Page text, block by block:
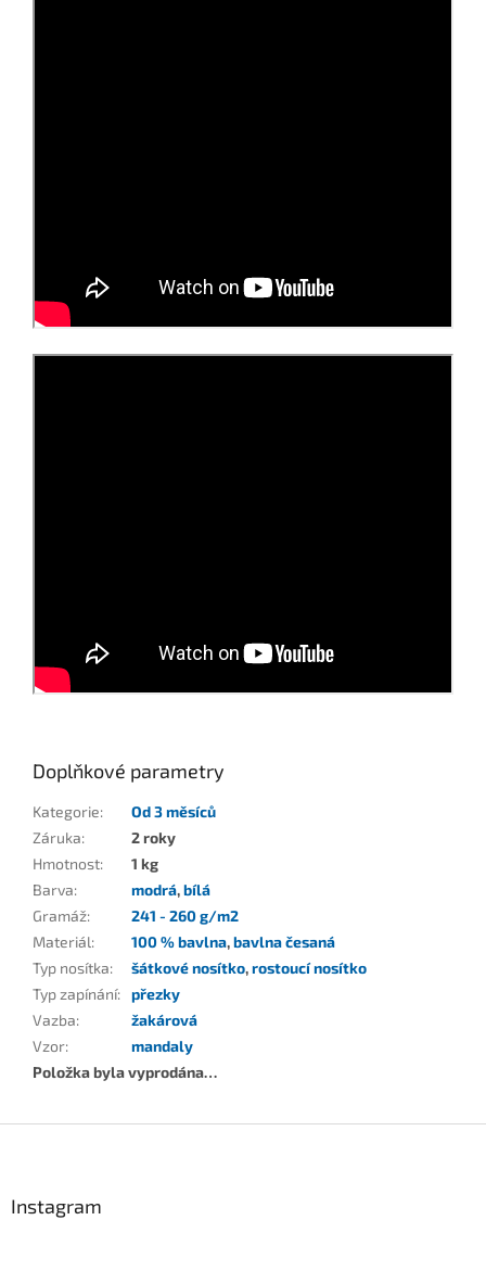
Doplňkové parametry
Kategorie:
Od 3 měsíců
Záruka:
2 roky
Hmotnost:
1 kg
Barva: modrá,bílá
Gramáž:
241 - 260 g/m2
Materiál: 100 % bavlna,bavlna česaná
Typ nosítka: šátkové nosítko,rostoucí nosítko
Typ zapínání: přezky
Vazba:
žakárová
Vzor:
mandaly
Položka byla vyprodána…
Instagram